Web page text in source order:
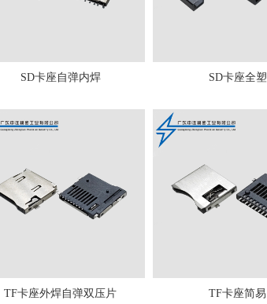
SD卡座自弹内焊 SD卡座全塑
TF卡座外焊自弹双压片 TF卡座简易